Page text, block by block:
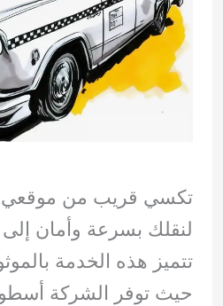
تكسي قريب من موقعي
لنقلك بسرعة وأمان
تتميز هذه الخدمة
حيث توفر الشركة